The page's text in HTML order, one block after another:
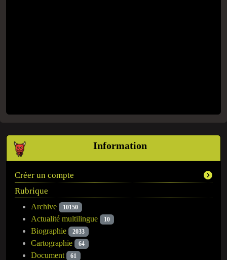
Information
Créer un compte
Rubrique
Archive 10150
Actualité multilingue 10
Biographie 2033
Cartographie 64
Document 61